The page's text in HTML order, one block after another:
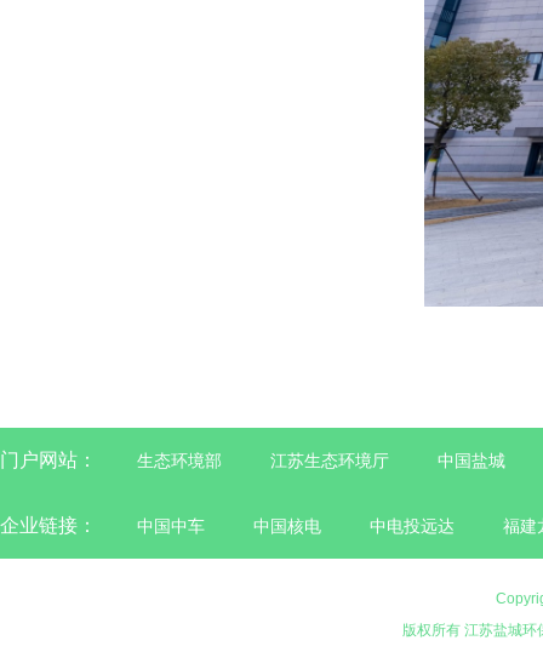
门户网站： 生态环境部 江苏生态环境厅 中国盐城
企业链接： 中国中车 中国核电 中电投远达 福建
版权所有 江苏盐城